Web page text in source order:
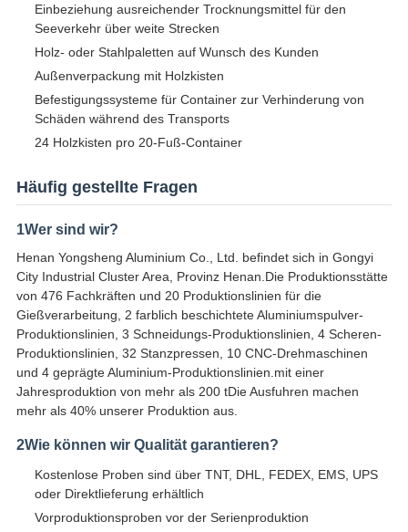
Einbeziehung ausreichender Trocknungsmittel für den
Seeverkehr über weite Strecken
Holz- oder Stahlpaletten auf Wunsch des Kunden
Außenverpackung mit Holzkisten
Befestigungssysteme für Container zur Verhinderung von
Schäden während des Transports
24 Holzkisten pro 20-Fuß-Container
Häufig gestellte Fragen
1Wer sind wir?
Henan Yongsheng Aluminium Co., Ltd. befindet sich in Gongyi
City Industrial Cluster Area, Provinz Henan.Die Produktionsstätte
von 476 Fachkräften und 20 Produktionslinien für die
Gießverarbeitung, 2 farblich beschichtete Aluminiumspulver-
Produktionslinien, 3 Schneidungs-Produktionslinien, 4 Scheren-
Produktionslinien, 32 Stanzpressen, 10 CNC-Drehmaschinen
und 4 geprägte Aluminium-Produktionslinien.mit einer
Jahresproduktion von mehr als 200 tDie Ausfuhren machen
mehr als 40% unserer Produktion aus.
2Wie können wir Qualität garantieren?
Kostenlose Proben sind über TNT, DHL, FEDEX, EMS, UPS
oder Direktlieferung erhältlich
Vorproduktionsproben vor der Serienproduktion